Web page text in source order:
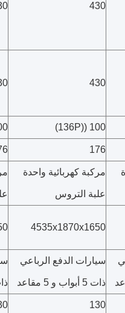
430
430
100 ((136P)
176
مركبة كهربائية واحدة
علبة التروس
4535x1870x1650
سيارات الدفع الرباعي
ذات 5 أبواب و 5 مقاعد ذات 5
130